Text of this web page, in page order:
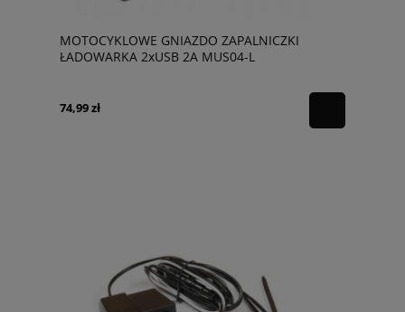
MOTOCYKLOWE GNIAZDO ZAPALNICZKI
ŁADOWARKA 2xUSB 2A MUS04-L
74,99 zł